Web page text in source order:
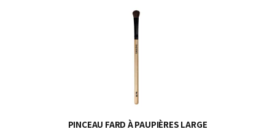
PINCEAU FARD À PAUPIÈRES LARGE